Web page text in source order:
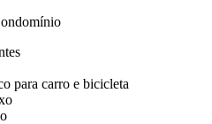
para carro e bicicleta